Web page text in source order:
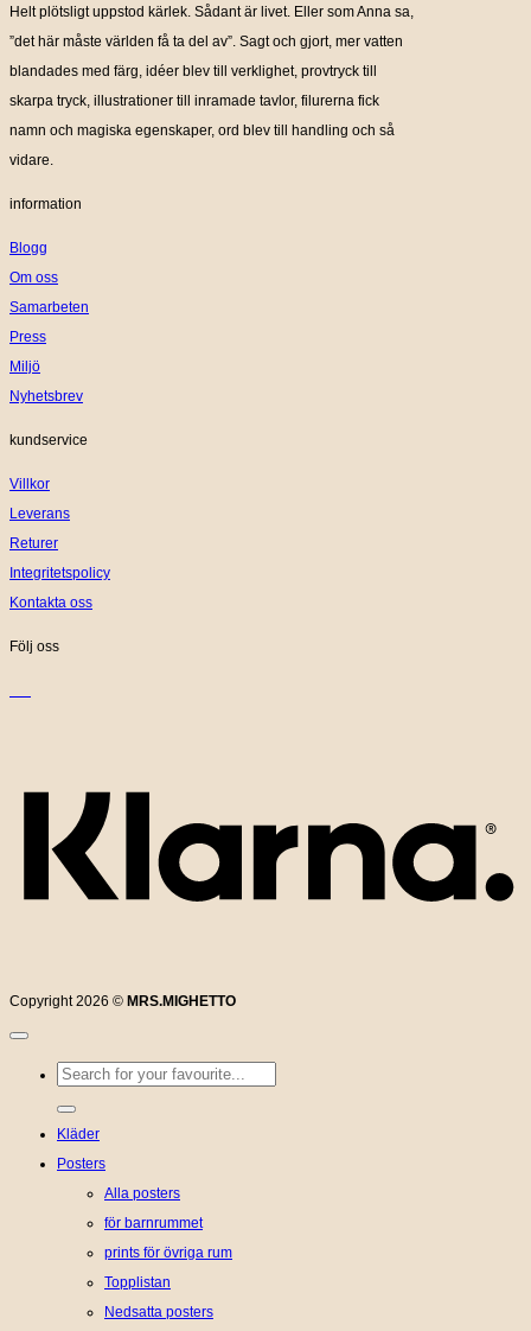
Helt plötsligt uppstod kärlek. Sådant är livet. Eller som Anna sa,
”det här måste världen få ta del av”. Sagt och gjort, mer vatten
blandades med färg, idéer blev till verklighet, provtryck till
skarpa tryck, illustrationer till inramade tavlor, filurerna fick
namn och magiska egenskaper, ord blev till handling och så
vidare.
information
Blogg
Om oss
Samarbeten
Press
Miljö
Nyhetsbrev
kundservice
Villkor
Leverans
Returer
Integritetspolicy
Kontakta oss
Följ oss
Copyright 2026 © MRS.MIGHETTO
Sök
efter:
Kläder
Posters
Alla posters
för barnrummet
prints för övriga rum
Topplistan
Nedsatta posters